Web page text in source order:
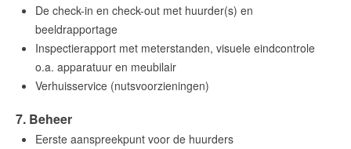
De check-in en check-out met huurder(s) en
beeldrapportage
Inspectierapport met meterstanden, visuele eindcontrole
o.a. apparatuur en meubilair
Verhuisservice (nutsvoorzieningen)
7. Beheer
Eerste aanspreekpunt voor de huurders